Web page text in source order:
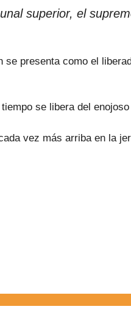
superior, el
presenta como el
se libera del
vez más arriba en la